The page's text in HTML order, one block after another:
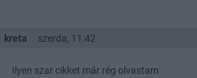
kreta szerda, 11:42
Ilyen szar cikket már rég olvastam